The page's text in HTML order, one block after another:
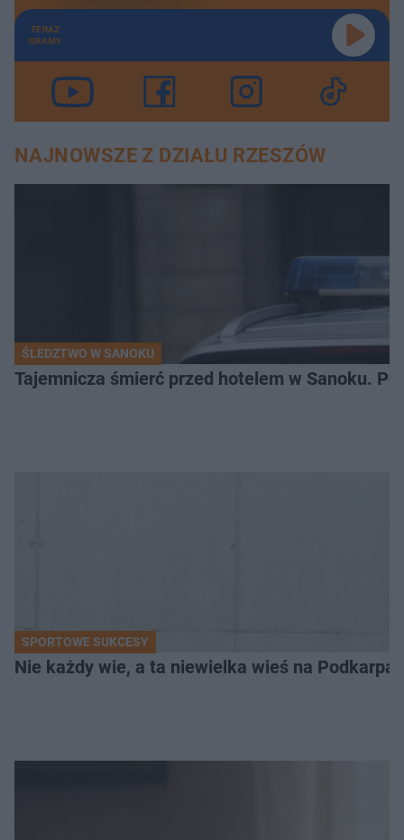
TERAZ
GRAMY
NAJNOWSZE Z DZIAŁU RZESZÓW
ŚLEDZTWO W SANOKU
Tajemnicza śmierć przed hotelem w Sanoku.
SPORTOWE SUKCESY
Nie każdy wie, a ta niewielka wieś na